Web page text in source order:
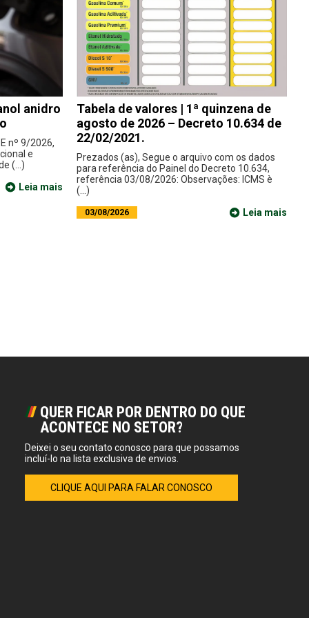
anidro
nº 9/2026,
e
(...)
Leia mais
Tabela de valores | 1ª quinzena de
agosto de 2026 – Decreto 10.634 de
22/02/2021.
Prezados (as), Segue o arquivo com os dados
para referência do Painel do Decreto 10.634,
referência 03/08/2026: Observações: ICMS è
(...)
03/08/2026 Leia mais
QUER FICAR POR DENTRO DO QUE
ACONTECE NO SETOR?
Deixei o seu contato conosco para que possamos
incluí-lo na lista exclusiva de envios.
CLIQUE AQUI PARA FALAR CONOSCO